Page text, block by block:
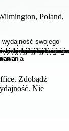
Poland,
Zdobądź
Nie